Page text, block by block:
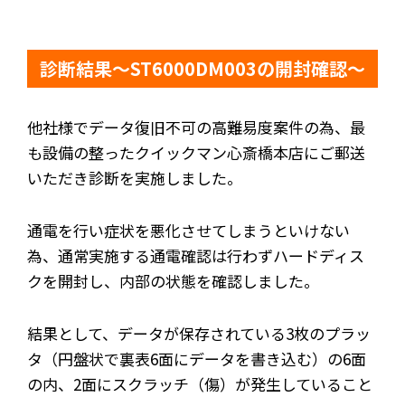
診断結果～ST6000DM003の開封確認～
他社様でデータ復旧不可の高難易度案件の為、最
も設備の整ったクイックマン心斎橋本店にご郵送
いただき診断を実施しました。
通電を行い症状を悪化させてしまうといけない
為、通常実施する通電確認は行わずハードディス
クを開封し、内部の状態を確認しました。
結果として、データが保存されている3枚のプラッ
タ（円盤状で裏表6面にデータを書き込む）の6面
の内、2面にスクラッチ（傷）が発生していること